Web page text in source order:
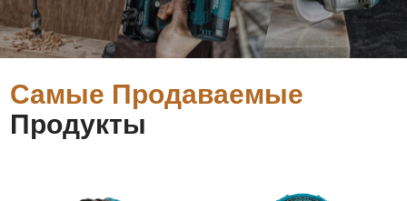
Самые Продаваемые
Продукты